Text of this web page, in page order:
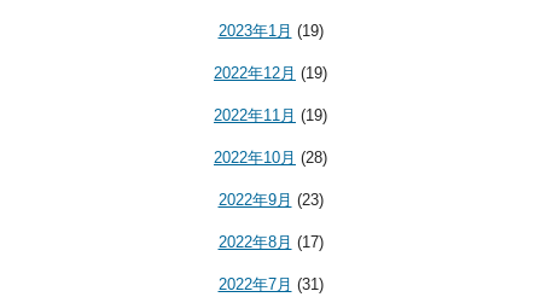
2023年1月 (19)
2022年12月 (19)
2022年11月 (19)
2022年10月 (28)
2022年9月 (23)
2022年8月 (17)
2022年7月 (31)